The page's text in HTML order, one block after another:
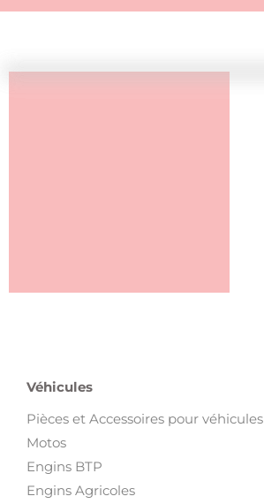
Véhicules
Pièces et Accessoires pour véhicules
Motos
Engins BTP
Engins Agricoles